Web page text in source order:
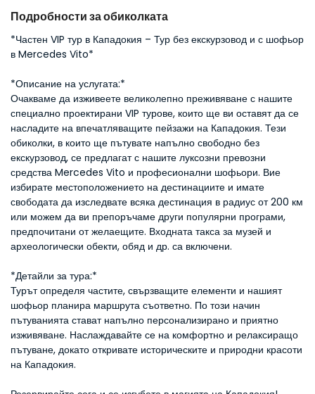
Подробности за обиколката
*Частен VIP тур в Кападокия – Тур без екскурзовод и с шофьор
в Mercedes Vito*
*Описание на услугата:*
Очакваме да изживеете великолепно преживяване с нашите
специално проектирани VIP турове, които ще ви оставят да се
насладите на впечатляващите пейзажи на Кападокия. Тези
обиколки, в които ще пътувате напълно свободно без
екскурзовод, се предлагат с нашите луксозни превозни
средства Mercedes Vito и професионални шофьори. Вие
избирате местоположението на дестинациите и имате
свободата да изследвате всяка дестинация в радиус от 200 км
или можем да ви препоръчаме други популярни програми,
предпочитани от желаещите. Входната такса за музей и
археологически обекти, обяд и др. са включени.
*Детайли за тура:*
Турът определя частите, свързващите елементи и нашият
шофьор планира маршрута съответно. По този начин
пътуванията стават напълно персонализирано и приятно
изживяване. Наслаждавайте се на комфортно и релаксиращо
пътуване, докато откривате историческите и природни красоти
на Кападокия.